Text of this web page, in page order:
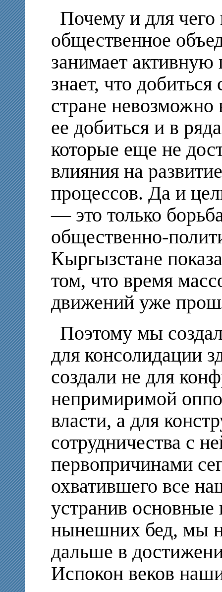
Почему и для
общественное
занимает
знает, что
стране
ее добиться и в
которые еще не
влияния на
процессов. Да и
— это только
общественно-
Кыргызстане
том, что время
движений уже
Поэтому мы
для консолидации
создали не для
непримиримой
власти, а для
сотрудничества с
первопричинами
охватившего все
устранив
нынешних бед, мы
дальше в
Испокон веков